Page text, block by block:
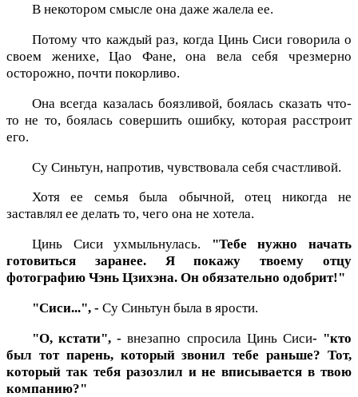
В некотором смысле она даже жалела ее.
Потому что каждый раз, когда Цинь Сиси говорила о
своем женихе, Цао Фане, она вела себя чрезмерно
осторожно, почти покорливо.
Она всегда казалась боязливой, боялась сказать что-
то не то, боялась совершить ошибку, которая расстроит
его.
Су Синьтун, напротив, чувствовала себя счастливой.
Хотя ее семья была обычной, отец никогда не
заставлял ее делать то, чего она не хотела.
Цинь Сиси ухмыльнулась.
"Тебе нужно начать
готовиться заранее. Я покажу твоему отцу
фотографию Чэнь Цзихэна. Он обязательно одобрит!"
"Сиси...", - Су Синьтун была в ярости.
"О, кстати", -внезапно спросила Цинь Сиси- "кто
был тот парень, который звонил тебе раньше? Тот,
который так тебя разозлил и не вписывается в твою
компанию?"